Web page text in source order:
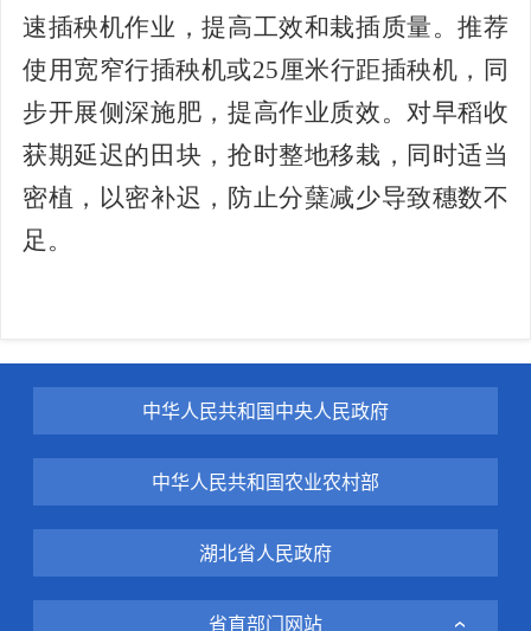
速插秧机作业，提高工效和栽插质量。推荐
使用宽窄行插秧机或25厘米行距插秧机， 同
步开展侧深施肥，提高作业质效。对早稻收
获期延迟的田块，抢时整地移栽，同时适当
密植，以密补迟，防止分蘖减少导致穗数不
足。
中华人民共和国中央人民政府
中华人民共和国农业农村部
湖北省人民政府
省直部门网站